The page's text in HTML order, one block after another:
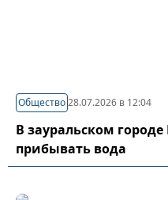
Общество28.07.2026 в 12:04
В зауральском
прибывать вода